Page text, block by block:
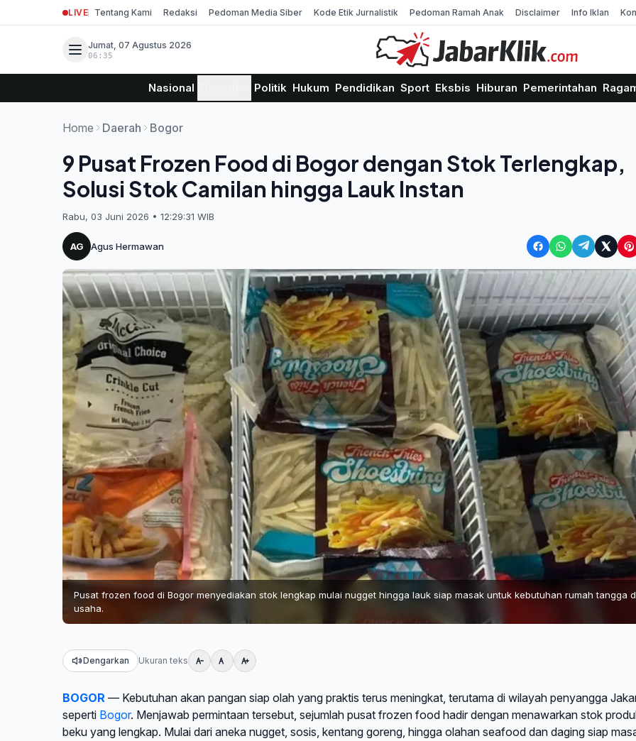
LIVE Tentang Kami Redaksi Pedoman Media Siber Kode Etik Jurnalistik Pedoman Ramah Anak Disclaimer Info Iklan
Jumat, 07 Agustus 2026
06:35
Nasional Politik Hukum Pendidikan Sport Eksbis Hiburan Pemerintahan
Home Daerah Bogor
9 Pusat Frozen Food di Bogor dengan Stok Terlengkap,
Solusi Stok Camilan hingga Lauk Instan
Rabu, 03 Juni 2026 • 12:29:31 WIB
AG Agus Hermawan
Pusat frozen food di Bogor menyediakan stok lengkap mulai nugget hingga lauk siap masak untuk kebutuhan rumah tangga
usaha.
Dengarkan Ukuran teks
BOGOR — Kebutuhan akan pangan siap olah yang praktis terus meningkat, terutama di wilayah penyangga
seperti Bogor. Menjawab permintaan tersebut, sejumlah pusat frozen food hadir dengan menawarkan stok
beku yang lengkap. Mulai dari aneka nugget, sosis, kentang goreng, hingga olahan seafood dan daging siap